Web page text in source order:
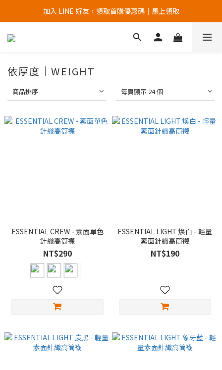
加入官網會員，首次購買 " 免運 "
加入 LINE 好友，領取首購優惠碼｜馬上領取
加入官網會員，首次購買 " 免運 "
依厚度｜WEIGHT
商品排序 每頁顯示 24 個
ESSENTIAL CREW - 素面單色
針織高筒襪
NT$290
ESSENTIAL LIGHT 煥白 - 輕量
素面針織高筒襪
NT$190